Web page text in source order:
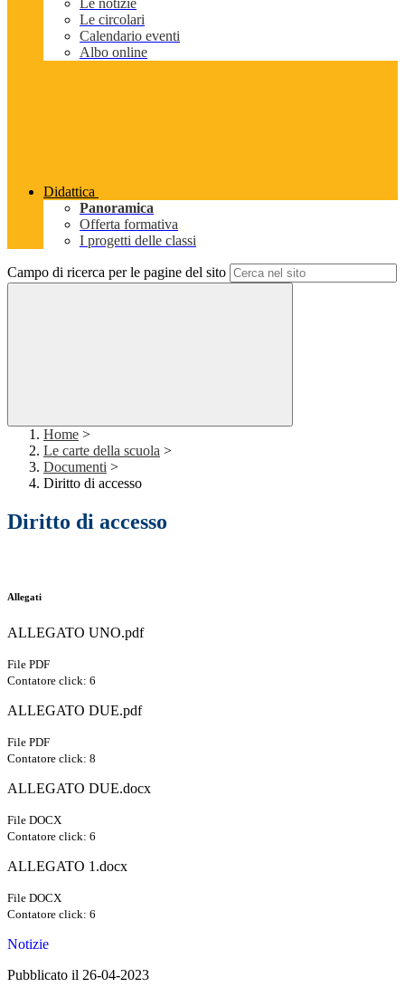
Le notizie
Le circolari
Calendario eventi
Albo online
Didattica
Panoramica
Offerta formativa
I progetti delle classi
Campo di ricerca per le pagine del sito
Home >
Le carte della scuola >
Documenti >
Diritto di accesso
Diritto di accesso
Allegati
ALLEGATO UNO.pdf
File PDF
Contatore click: 6
ALLEGATO DUE.pdf
File PDF
Contatore click: 8
ALLEGATO DUE.docx
File DOCX
Contatore click: 6
ALLEGATO 1.docx
File DOCX
Contatore click: 6
Notizie
Pubblicato il 26-04-2023